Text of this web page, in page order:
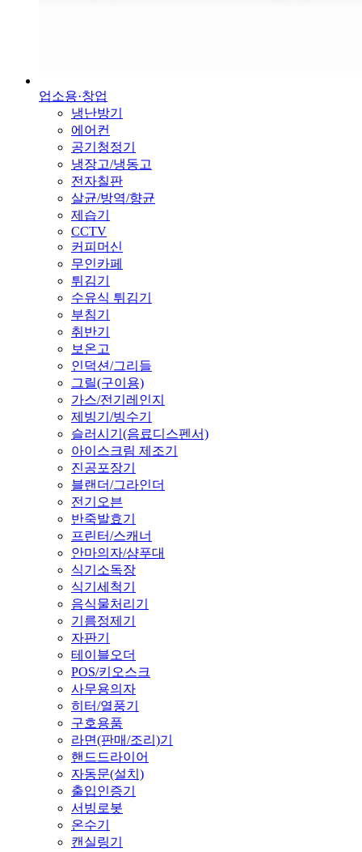
업소용·창업
냉난방기
에어컨
공기청정기
냉장고/냉동고
전자칠판
살균/방역/향균
제습기
CCTV
커피머신
무인카페
튀김기
수유식 튀김기
부침기
취반기
보온고
인덕션/그리들
그릴(구이용)
가스/전기레인지
제빙기/빙수기
슬러시기(음료디스펜서)
아이스크림 제조기
진공포장기
블랜더/그라인더
전기오븐
반죽발효기
프린터/스캐너
안마의자/샴푸대
식기소독장
식기세척기
음식물처리기
기름정제기
자판기
테이블오더
POS/키오스크
사무용의자
히터/열풍기
구호용품
라면(판매/조리)기
핸드드라이어
자동문(설치)
출입인증기
서빙로봇
온수기
캔실링기